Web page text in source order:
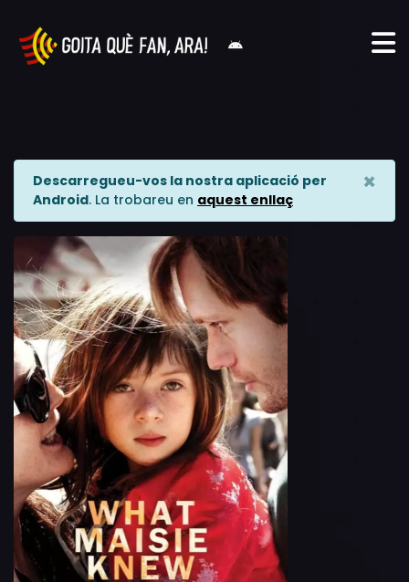
Descarregueu-vos la nostra aplicació per
Android. La trobareu en aquest enllaç
×